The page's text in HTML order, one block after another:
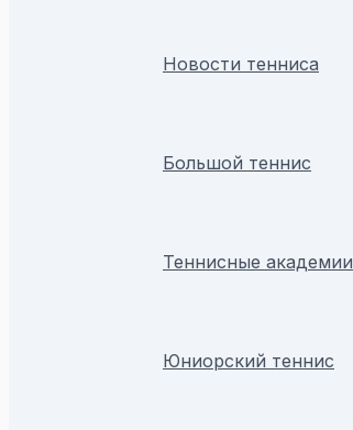
Новости тенниса
Большой теннис
Теннисные академии
Юниорский теннис